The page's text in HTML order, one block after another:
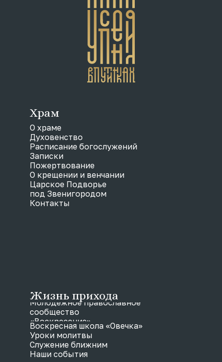
Храм
О храме
Духовенство
Расписание богослужений
Записки
Пожертвование
О крещении и венчании
Царское Подворье
под Звенигородом
Контакты
Жизнь прихода
Молодежное православное
сообщество
«Воскресение»
Воскресная школа «Овечка»
Уроки молитвы
Служение ближним
Наши события